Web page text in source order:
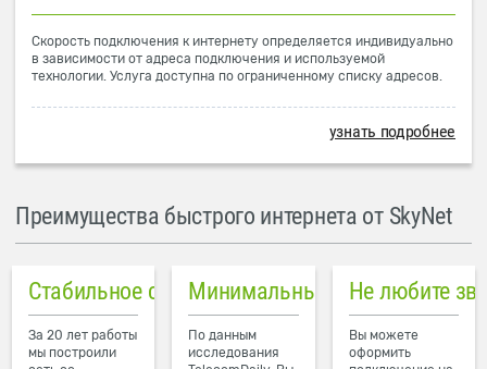
Скорость подключения к интернету определяется индивидуально
в зависимости от адреса подключения и используемой
технологии. Услуга доступна по ограниченному списку адресов.
узнать подробнее
Преимущества быстрого интернета от SkyNet
Стабильное соединение
За 20 лет работы
мы построили
Минимальный пинг в городе
По данным
исследования
Не любите
Вы можете
оформить